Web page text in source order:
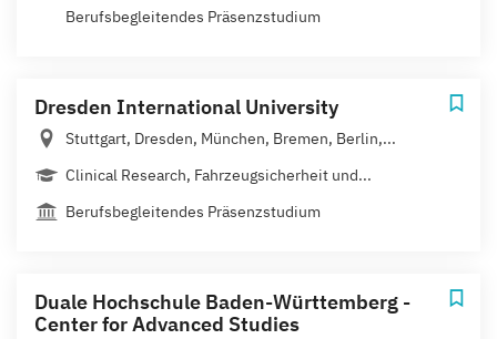
Berufsbegleitendes Präsenzstudium
Dresden International University
Stuttgart, Dresden, München, Bremen, Berlin,...
Clinical Research, Fahrzeugsicherheit und...
Berufsbegleitendes Präsenzstudium
Duale Hochschule Baden-Württemberg -
Center for Advanced Studies